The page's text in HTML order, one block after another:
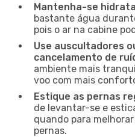
Mantenha-se
bastante água
pois o ar na cabine
Use auscultadores
cancelamento de
ambiente mais
voo com mais
Estique as pernas
de levantar-se e
quando para
pernas.